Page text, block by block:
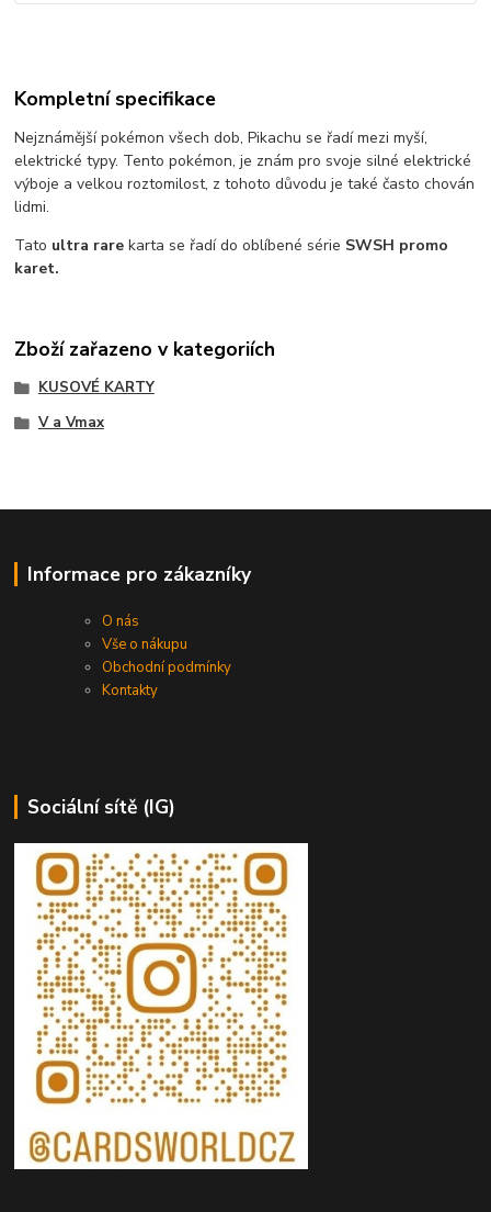
Kompletní specifikace
Nejznámější pokémon všech dob, Pikachu se řadí mezi myší,
elektrické typy. Tento pokémon, je znám pro svoje silné elektrické
výboje a velkou roztomilost, z tohoto důvodu je také často chován
lidmi.
Tato ultra rare karta se řadí do oblíbené série SWSH promo
karet.
Zboží zařazeno v kategoriích
KUSOVÉ KARTY
V a Vmax
Informace pro zákazníky
O nás
Vše o nákupu
Obchodní podmínky
Kontakty
Sociální sítě (IG)